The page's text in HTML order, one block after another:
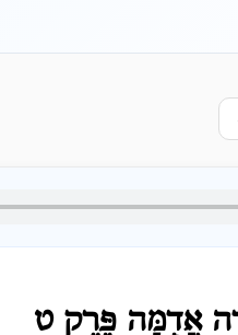
אֲדֻמָּה פֵּרֶק ט